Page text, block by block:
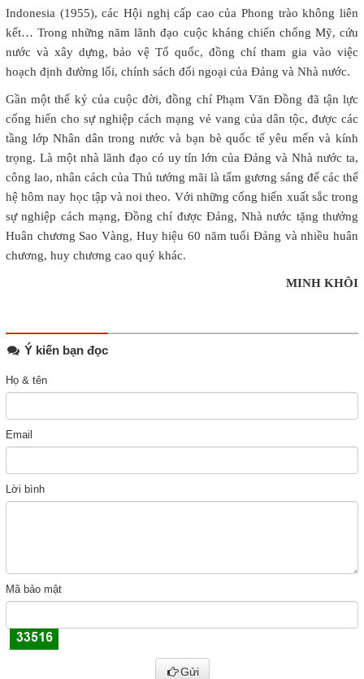
Indonesia (1955), các Hội nghị cấp cao của Phong trào không liên
kết… Trong những năm lãnh đạo cuộc kháng chiến chống Mỹ, cứu
nước và xây dựng, bảo vệ Tổ quốc, đồng chí tham gia vào việc
hoạch định đường lối, chính sách đối ngoại của Đảng và Nhà nước.
Gần một thế kỷ của cuộc đời, đồng chí Phạm Văn Đồng đã tận lực
cống hiến cho sự nghiệp cách mạng vẻ vang của dân tộc, được các
tầng lớp Nhân dân trong nước và bạn bè quốc tế yêu mến và kính
trọng. Là một nhà lãnh đạo có uy tín lớn của Đảng và Nhà nước ta,
công lao, nhân cách của Thủ tướng mãi là tấm gương sáng để các thế
hệ hôm nay học tập và noi theo. Với những cống hiến xuất sắc trong
sự nghiệp cách mạng, Đồng chí được Đảng, Nhà nước tặng thưởng
Huân chương Sao Vàng, Huy hiệu 60 năm tuổi Đảng và nhiều huân
chương, huy chương cao quý khác.
MINH KHÔI
Ý kiến bạn đọc
Họ & tên
Email
Lời bình
Mã bảo mật
Gửi